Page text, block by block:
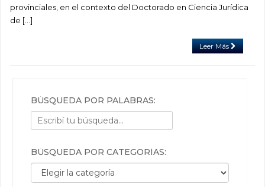
provinciales, en el contexto del Doctorado en Ciencia Jurídica
de […]
Leer Más
BÚSQUEDA POR PALABRAS:
BÚSQUEDA POR CATEGORÍAS:
Búsqueda por categorías: